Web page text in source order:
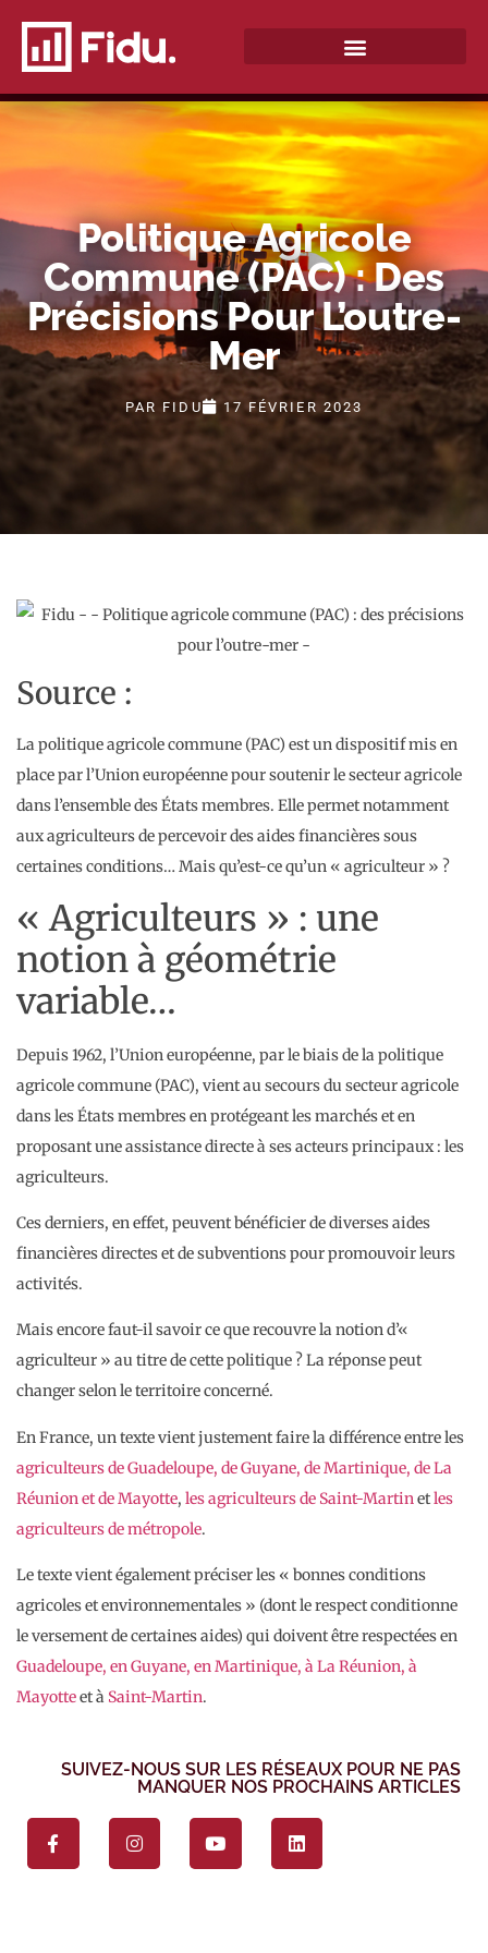
Politique Agricole
Commune (PAC) : Des
Précisions Pour L’outre-
Mer
PAR FIDU 17 FÉVRIER 2023
Source :
La politique agricole commune (PAC) est un dispositif mis en
place par l’Union européenne pour soutenir le secteur agricole
dans l’ensemble des États membres. Elle permet notamment
aux agriculteurs de percevoir des aides financières sous
certaines conditions… Mais qu’est-ce qu’un « agriculteur » ?
« Agriculteurs » : une
notion à géométrie
variable…
Depuis 1962, l’Union européenne, par le biais de la politique
agricole commune (PAC), vient au secours du secteur agricole
dans les États membres en protégeant les marchés et en
proposant une assistance directe à ses acteurs principaux : les
agriculteurs.
Ces derniers, en effet, peuvent bénéficier de diverses aides
financières directes et de subventions pour promouvoir leurs
activités.
Mais encore faut-il savoir ce que recouvre la notion d’«
agriculteur » au titre de cette politique ? La réponse peut
changer selon le territoire concerné.
En France, un texte vient justement faire la différence entre les
agriculteurs de Guadeloupe, de Guyane, de Martinique, de La
Réunion et de Mayotte, les agriculteurs de Saint-Martinetles
agriculteurs de métropole.
Le texte vient également préciser les « bonnes conditions
agricoles et environnementales » (dont le respect conditionne
le versement de certaines aides) qui doivent être respectées en
Guadeloupe, en Guyane, en Martinique, à La Réunion, à
Mayotteet à Saint-Martin.
SUIVEZ-NOUS SUR LES RÉSEAUX POUR NE PAS
MANQUER NOS PROCHAINS ARTICLES